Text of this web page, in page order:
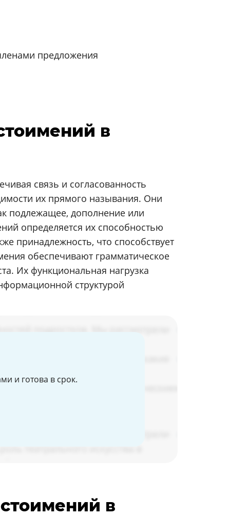
предложения
в
связь и согласованность
их прямого называния. Они
подлежащее, дополнение или
определяется их способностью
принадлежность, что способствует
обеспечивают грамматическое
Их функциональная нагрузка
структурой
и готова в срок.
в